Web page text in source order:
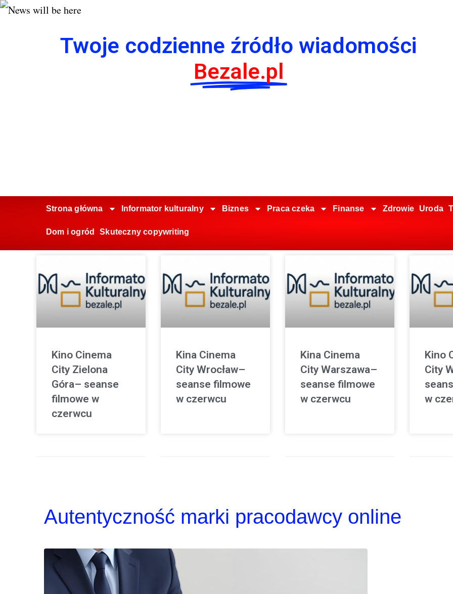
Twoje codzienne źródło wiadomości
Bezale.pl
Strona główna Informator kulturalny Biznes Praca czeka Finanse Zdrowie Uroda
Dom i ogród Skuteczny copywriting
Kino Cinema
City Zielona
Góra– seanse
filmowe w
czerwcu
Kina Cinema
City Wrocław–
seanse filmowe
w czerwcu
Kina Cinema
City Warszawa–
seanse filmowe
w czerwcu
Kino
City
w
Autentyczność marki pracodawcy online